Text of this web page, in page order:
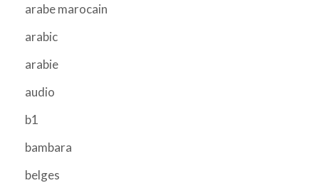
arabe marocain
arabic
arabie
audio
b1
bambara
belges